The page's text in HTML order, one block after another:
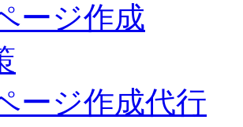
ージ作成
ージ作成代行